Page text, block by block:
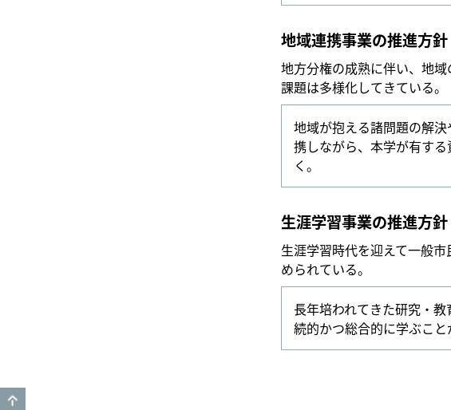
地域連携事業の推進方針
地方分権の成熟に伴い、地
課題は多様化してきている。
地域が抱える諸問題の解
携しながら、本学が有す
く。
生涯学習事業の推進方針
生涯学習時代を迎えて一般
められている。
長年培われてきた研究・
続的かつ総合的に学ぶこ